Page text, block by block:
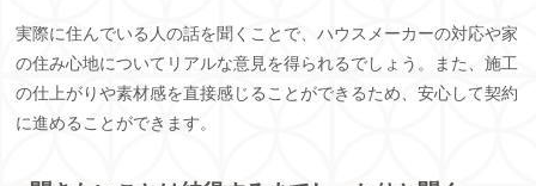
実際に住んでいる人の話を聞くことで、ハウスメーカーの対応や家
の住み心地についてリアルな意見を得られるでしょう。また、施工
の仕上がりや素材感を直接感じることができるため、安心して契約
に進めることができます。